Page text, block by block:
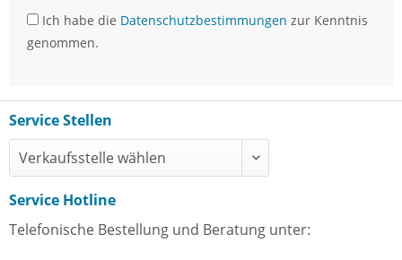
Ich habe die Datenschutzbestimmungen zur Kenntnis
genommen.
Service Stellen
Service Hotline
Telefonische Bestellung und Beratung unter: